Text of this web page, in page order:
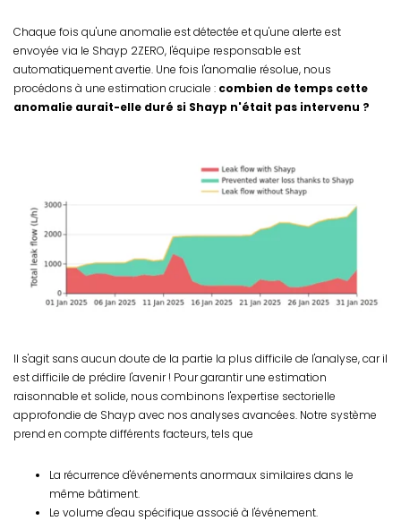
Chaque fois qu'une anomalie est détectée et qu'une alerte est
envoyée via le Shayp 2ZERO, l'équipe responsable est
automatiquement avertie. Une fois l'anomalie résolue, nous
procédons à une estimation cruciale : combien de temps cette
anomalie aurait-elle duré si Shayp n'était pas intervenu ?
Il s'agit sans aucun doute de la partie la plus difficile de l'analyse, car il
est difficile de prédire l'avenir ! Pour garantir une estimation
raisonnable et solide, nous combinons l'expertise sectorielle
approfondie de Shayp avec nos analyses avancées. Notre système
prend en compte différents facteurs, tels que
La récurrence d'événements anormaux similaires dans le
même bâtiment.
Le volume d'eau spécifique associé à l'événement.